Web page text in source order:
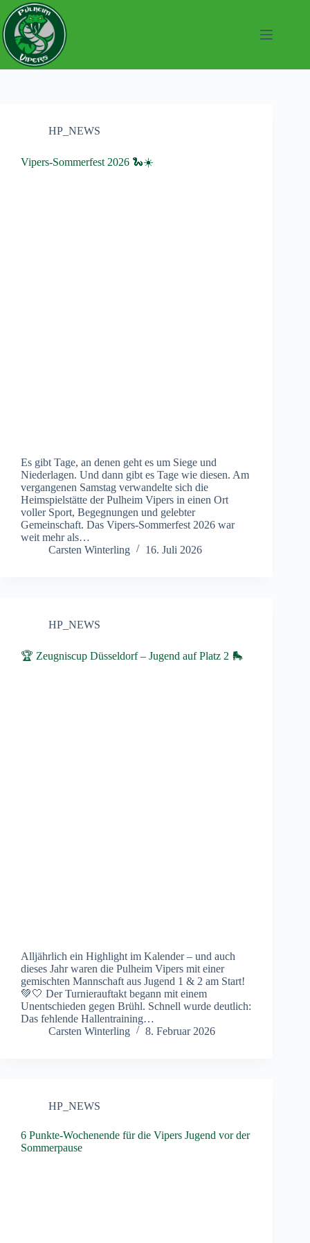
Zum
Inhalt
springen
HP_NEWS
Vipers-Sommerfest 2026 🐍☀️
Es gibt Tage, an denen geht es um Siege und
Niederlagen. Und dann gibt es Tage wie diesen. Am
vergangenen Samstag verwandelte sich die
Heimspielstätte der Pulheim Vipers in einen Ort
voller Sport, Begegnungen und gelebter
Gemeinschaft. Das Vipers-Sommerfest 2026 war
weit mehr als…
Carsten Winterling
16. Juli 2026
HP_NEWS
🏆 Zeugniscup Düsseldorf – Jugend auf Platz 2 🛼
Alljährlich ein Highlight im Kalender – und auch
dieses Jahr waren die Pulheim Vipers mit einer
gemischten Mannschaft aus Jugend 1 & 2 am Start!
💚🤍 Der Turnierauftakt begann mit einem
Unentschieden gegen Brühl. Schnell wurde deutlich:
Das fehlende Hallentraining…
Carsten Winterling
8. Februar 2026
HP_NEWS
6 Punkte-Wochenende für die Vipers Jugend vor der
Sommerpause